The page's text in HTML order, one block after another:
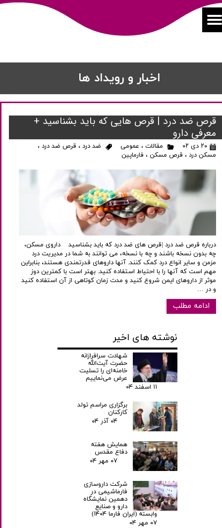
اخبار و رویداد ها
قرص ضد درد | قرص هایی که باید بشناسید +
معرفی دارو
۲۰ دی ۰۲ مقالات ، عمومی ضد درد ، قرص ضد درد ،
مسکن درد ، قرص مسکن ، فارماپین
درباره قرص ضد درد |قرص های ضد درد که باید بشناسید داروی مسکن،
چه بدون نسخه باشند و چه با نسخه، می توانند به شما در مدیریت درد
مزمن و سایر انواع درد کمک کنند. آنها داروهای قدرتمندی هستند، بنابراین
مهم است که آنها را با احتیاط استفاده کنید. بهتر است با کمترین دوز
موثر از داروهای ایمن شروع کنید و مدت زمان کوتاهی از آن استفاده کنید
و در …
ادامه مطلب
نوشته های اخیر
شهادت سرافرازانه
حضرت آیت‌الله
خامنه‌ای را تسلیت
عرض می‌نماییم
۱۱ اسفند ۰۴
برگزاری مراسم تولد
کارکنان
۰۴ آذر ۰۴
همایش هفته
دفاع مقدس
۰۷ مهر ۰۴
شرکت داروسازی
فارماشیمی در
دهمین نمایشگاه
دارو و صنایع
وابسته (ایران فارما ۱۴۰۴)
۰۷ مهر ۰۴